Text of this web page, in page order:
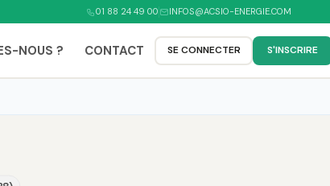
01 88 24 49 00 INFOS@ACSIO-ENERGIE.COM
NOUS ? CONTACT SE CONNECTER S'INSCRIRE